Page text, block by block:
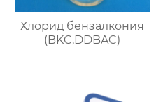
Хлорид бензалкония
(BKC,DDBAC)